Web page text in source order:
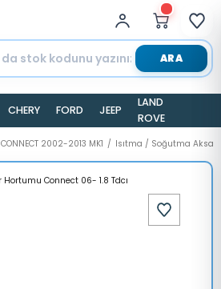
ARA
CHERY FORD JEEP
LAND
ROVER
CONNECT 2002-2013 MK1 Isıtma / Soğutma